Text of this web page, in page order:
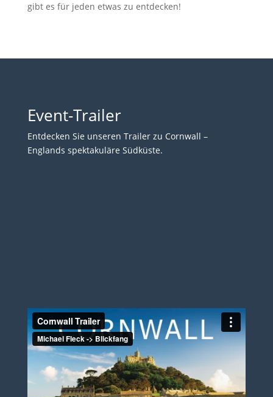
gibt es für jeden etwas zu entdecken!
Event-Trailer
Entdecken Sie unseren Trailer zu Cornwall –
Englands spektakuläre Südküste.